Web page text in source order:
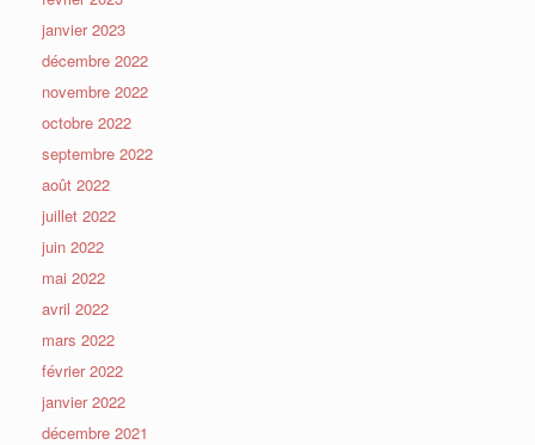
janvier 2023
décembre 2022
novembre 2022
octobre 2022
septembre 2022
août 2022
juillet 2022
juin 2022
mai 2022
avril 2022
mars 2022
février 2022
janvier 2022
décembre 2021